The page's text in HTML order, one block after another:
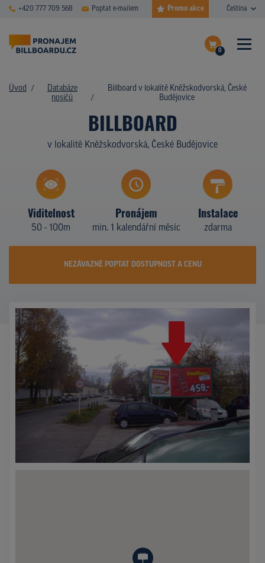
+420 777 709 568 Poptat e-mailem Promo akce Čeština
0
Dokončit poptávku
ČASTÉ DOTAZY
PLOCHY V AKCI
TYPY NOSIČŮ
Z PRAXE
PROMO AKCE
Úvod
Databáze
nosičů
Billboard v lokalitě Kněžskodvorská, České
Budějovice
BILLBOARD
v lokalitě Kněžskodvorská, České Budějovice
Viditelnost
50 - 100m
Pronájem
min. 1 kalendářní měsíc
Instalace
zdarma
NEZÁVAZNĚ POPTAT DOSTUPNOST A CENU